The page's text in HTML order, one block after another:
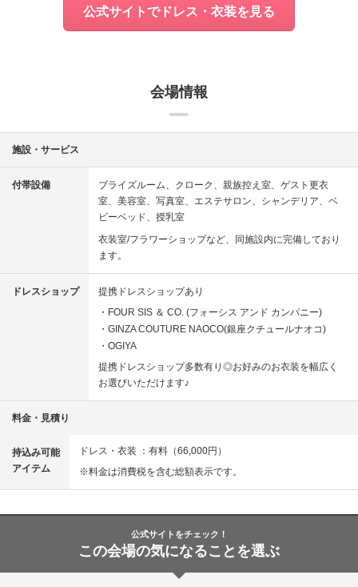
公式サイトでドレス・衣装を見る
会場情報
施設・サービス
付帯設備 ブライズルーム クローク 親族控え室
ゲスト更衣
室
美容室 写真室 エステサロン シャンデリア
ベ
ビーベッド
授乳室
衣装室/フラワーショップなど、同施設内に完備しており
ます。
ドレスショップ
提携ドレスショップあり
FOUR SIS ＆ CO. (フォーシス アンド カンパニー)
GINZA COUTURE NAOCO(銀座クチュールナオコ)
OGIYA
提携ドレスショップ多数有り◎お好みのお衣装を幅広く
お選びいただけます♪
料金・見積り
持込み可能
アイテム
ドレス・衣装 ：有料（66,000円）
※料金は消費税を含む総額表示です。
公式サイトをチェック！
この会場の気になることを選ぶ